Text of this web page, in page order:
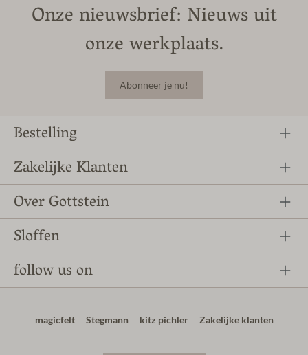
Onze nieuwsbrief: Nieuws uit
onze werkplaats.
Abonneer je nu!
Bestelling
Zakelijke Klanten
Over Gottstein
Sloffen
follow us on
magicfelt Stegmann kitz pichler Zakelijke klanten